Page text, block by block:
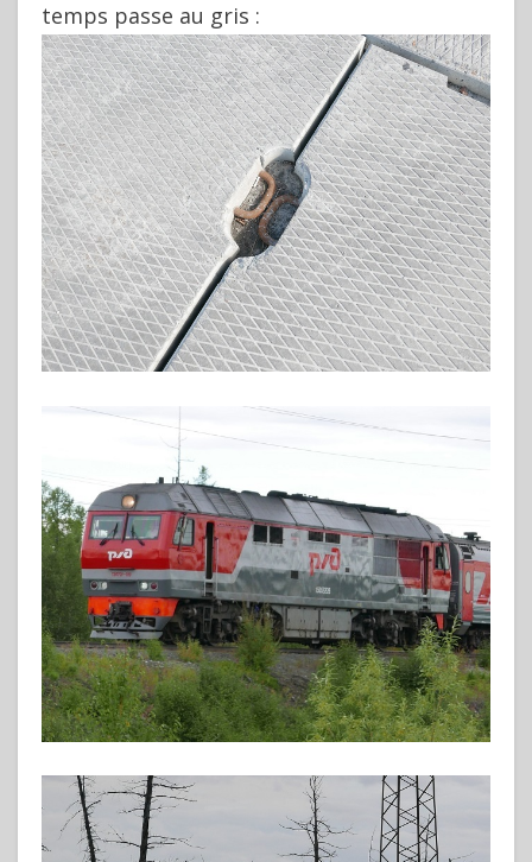
temps passe au gris :